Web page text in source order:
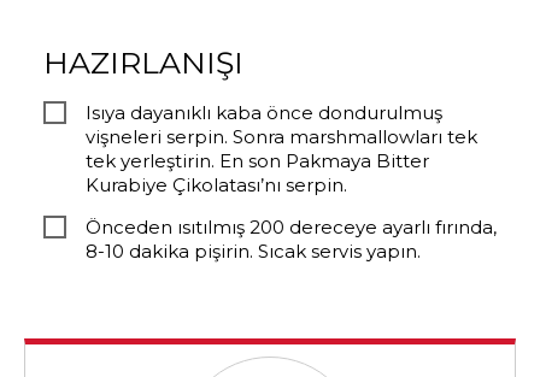
HAZIRLANIŞI
Isıya dayanıklı kaba önce dondurulmuş
vişneleri serpin. Sonra marshmallowları tek
tek yerleştirin. En son Pakmaya Bitter
Kurabiye Çikolatası’nı serpin.
Önceden ısıtılmış 200 dereceye ayarlı fırında,
8-10 dakika pişirin. Sıcak servis yapın.